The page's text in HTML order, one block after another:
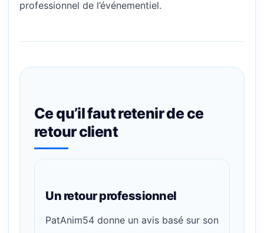
professionnel de l’événementiel.
Ce qu’il faut retenir de ce
retour client
Un retour professionnel
PatAnim54 donne un avis basé sur son